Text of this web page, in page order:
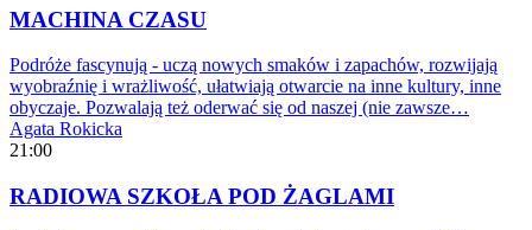
MACHINA CZASU
Podróże fascynują - uczą nowych smaków i zapachów, rozwijają
wyobraźnię i wrażliwość, ułatwiają otwarcie na inne kultury, inne
obyczaje. Pozwalają też oderwać się od naszej (nie zawsze…
Agata Rokicka
21:00
RADIOWA SZKOŁA POD ŻAGLAMI